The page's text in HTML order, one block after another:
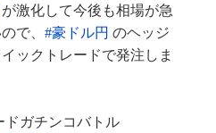
が激化して今後も相場が急
で、 #豪ドル円 のヘッジ
ックトレードで発注しま
ガチンコバトル